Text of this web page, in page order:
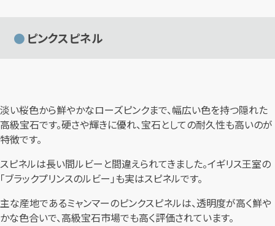
ピンクスピネル
淡い桜色から鮮やかなローズピンクまで、幅広い色を持つ隠れた
高級宝石です。硬さや輝きに優れ、宝石としての耐久性も高いのが
特徴です。
スピネルは長い間ルビーと間違えられてきました。イギリス王室の
「ブラックプリンスのルビー」も実はスピネルです。
主な産地であるミャンマーのピンクスピネルは、透明度が高く鮮や
かな色合いで、高級宝石市場でも高く評価されています。